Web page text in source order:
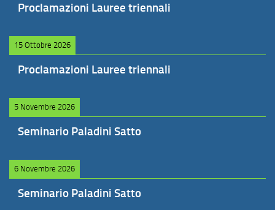
Proclamazioni Lauree triennali
15 Ottobre 2026
Proclamazioni Lauree triennali
5 Novembre 2026
Seminario Paladini Satto
6 Novembre 2026
Seminario Paladini Satto